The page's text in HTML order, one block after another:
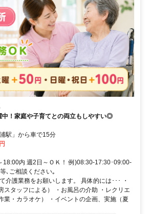
中！家庭や子育てとの両立もしやすい◎
駅」から車で15分
18:00内 週2日～ＯＫ！ 例)08:30-17:30･09:00-
､ご相談ください｡
介護業務をお願いします。 具体的には･･･ ・
スタッフによる） ・お風呂の介助 ・レクリエ
業・カラオケ） ・イベントの企画、実施（夏